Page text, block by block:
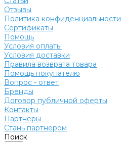
Отзывы
Политика конфиденциальности
Сертификаты
Помощь
Условия оплаты
Условия доставки
Правила возврата товара
Помощь покупателю
Вопрос - ответ
Бренды
Договор публичной оферты
Контакты
Партнёры
Стань партнером
Поиск